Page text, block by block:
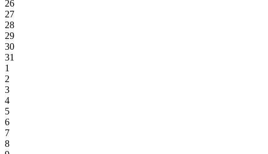
26
27
28
29
30
31
1
2
3
4
5
6
7
8